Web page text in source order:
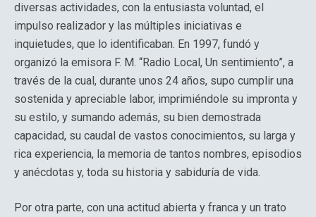
diversas actividades, con la entusiasta voluntad, el
impulso realizador y las múltiples iniciativas e
inquietudes, que lo identificaban. En 1997, fundó y
organizó la emisora F. M. “Radio Local, Un sentimiento”, a
través de la cual, durante unos 24 años, supo cumplir una
sostenida y apreciable labor, imprimiéndole su impronta y
su estilo, y sumando además, su bien demostrada
capacidad, su caudal de vastos conocimientos, su larga y
rica experiencia, la memoria de tantos nombres, episodios
y anécdotas y, toda su historia y sabiduría de vida.
Por otra parte, con una actitud abierta y franca y un trato